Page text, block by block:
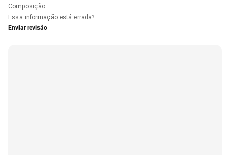
Composição:
Essa informação está errada?
Enviar revisão